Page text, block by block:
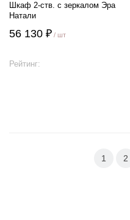
Шкаф 2-ств. с зеркалом Эра
Натали
56 130 ₽ / шт
Рейтинг:
1 2